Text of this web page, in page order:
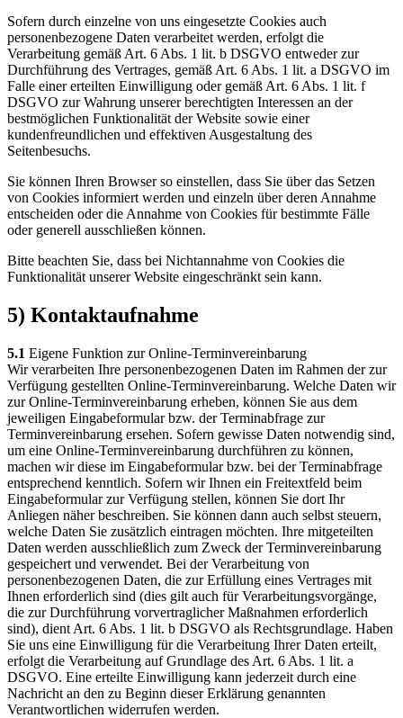
Sofern durch einzelne von uns eingesetzte Cookies auch
personenbezogene Daten verarbeitet werden, erfolgt die
Verarbeitung gemäß Art. 6 Abs. 1 lit. b DSGVO entweder zur
Durchführung des Vertrages, gemäß Art. 6 Abs. 1 lit. a DSGVO im
Falle einer erteilten Einwilligung oder gemäß Art. 6 Abs. 1 lit. f
DSGVO zur Wahrung unserer berechtigten Interessen an der
bestmöglichen Funktionalität der Website sowie einer
kundenfreundlichen und effektiven Ausgestaltung des
Seitenbesuchs.
Sie können Ihren Browser so einstellen, dass Sie über das Setzen
von Cookies informiert werden und einzeln über deren Annahme
entscheiden oder die Annahme von Cookies für bestimmte Fälle
oder generell ausschließen können.
Bitte beachten Sie, dass bei Nichtannahme von Cookies die
Funktionalität unserer Website eingeschränkt sein kann.
5) Kontaktaufnahme
5.1 Eigene Funktion zur Online-Terminvereinbarung
Wir verarbeiten Ihre personenbezogenen Daten im Rahmen der zur
Verfügung gestellten Online-Terminvereinbarung. Welche Daten wir
zur Online-Terminvereinbarung erheben, können Sie aus dem
jeweiligen Eingabeformular bzw. der Terminabfrage zur
Terminvereinbarung ersehen. Sofern gewisse Daten notwendig sind,
um eine Online-Terminvereinbarung durchführen zu können,
machen wir diese im Eingabeformular bzw. bei der Terminabfrage
entsprechend kenntlich. Sofern wir Ihnen ein Freitextfeld beim
Eingabeformular zur Verfügung stellen, können Sie dort Ihr
Anliegen näher beschreiben. Sie können dann auch selbst steuern,
welche Daten Sie zusätzlich eintragen möchten. Ihre mitgeteilten
Daten werden ausschließlich zum Zweck der Terminvereinbarung
gespeichert und verwendet. Bei der Verarbeitung von
personenbezogenen Daten, die zur Erfüllung eines Vertrages mit
Ihnen erforderlich sind (dies gilt auch für Verarbeitungsvorgänge,
die zur Durchführung vorvertraglicher Maßnahmen erforderlich
sind), dient Art. 6 Abs. 1 lit. b DSGVO als Rechtsgrundlage. Haben
Sie uns eine Einwilligung für die Verarbeitung Ihrer Daten erteilt,
erfolgt die Verarbeitung auf Grundlage des Art. 6 Abs. 1 lit. a
DSGVO. Eine erteilte Einwilligung kann jederzeit durch eine
Nachricht an den zu Beginn dieser Erklärung genannten
Verantwortlichen widerrufen werden.